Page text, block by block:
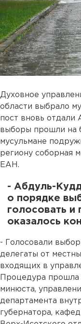
Духовное
области выбрало
пост вновь
выборы прошли на
мусульмане
региону соборная
ЕАН.
- Абдуль-
о порядке
голосовать и
оказалось
- Голосовали
делегаты от
входящих в
Процедура прошла
минюста,
департамента
губернатора,